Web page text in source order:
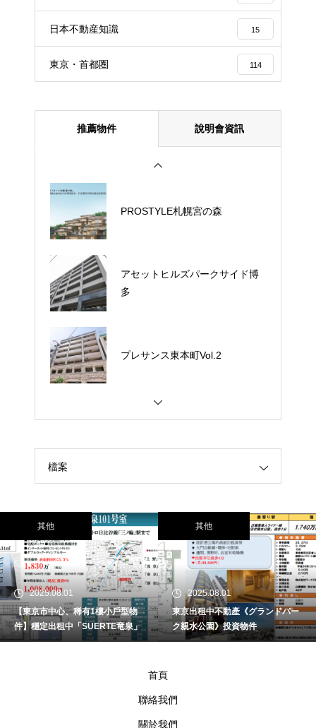
日本不動産知識 15
東京・首都圏 114
推薦物件 說明會資訊
PROSTYLE札幌宮の森
アセットヒルズパークサイド博
多
プレサンス東本町Vol.2
檔案
其他
2025.08.01
【東京市中心、稀有1樓小戶型物
件】穩定出租中「SUERTE竜泉」
其他
2025.08.01
東京出租中不動產《グランドパー
ク親水公園》投資物件
首頁
聯絡我們
關於我們